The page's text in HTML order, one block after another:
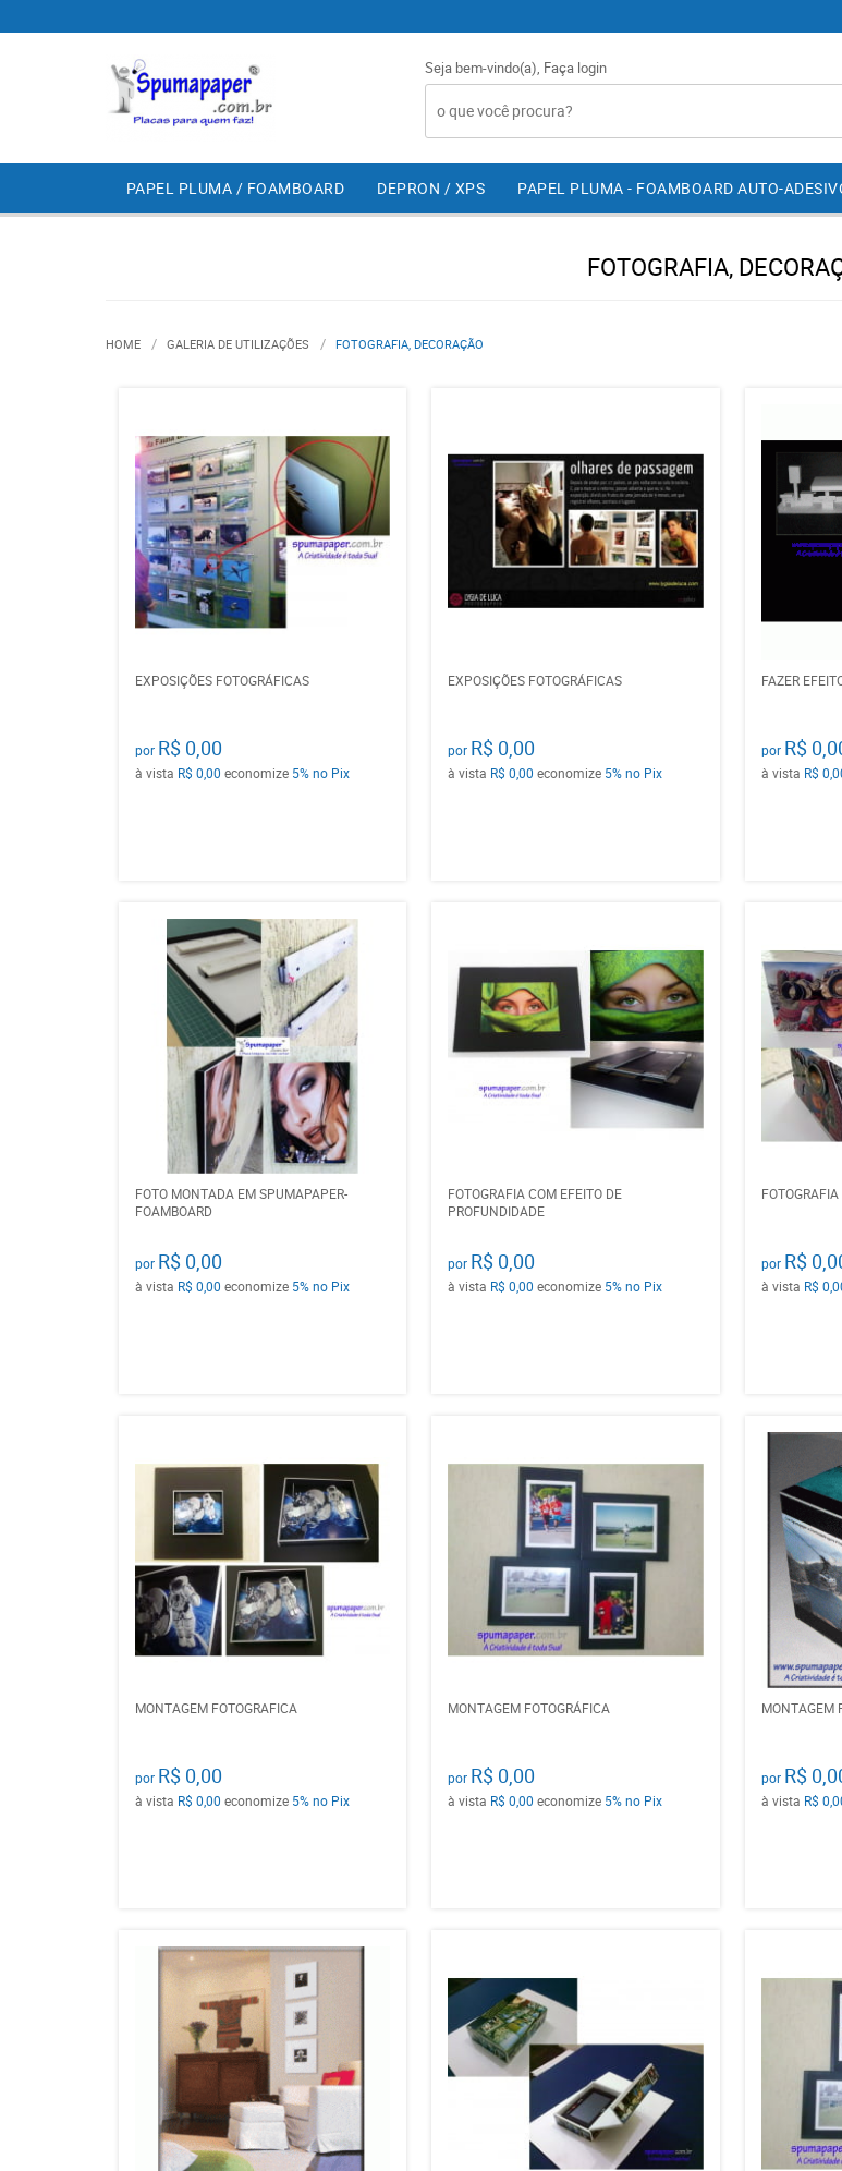
Seja bem-vindo(a), Faça login
PAPEL PLUMA / FOAMBOARD DEPRON / XPS PAPEL PLUMA - FOAMBOARD AUTO-
FOTOGRAFIA,
HOME GALERIA DE UTILIZAÇÕES FOTOGRAFIA, DECORAÇÃO
EXPOSIÇÕES FOTOGRÁFICAS
por R$ 0,00
à vista R$ 0,00 economize 5% no Pix
EXPOSIÇÕES FOTOGRÁFICAS
por R$ 0,00
à vista R$ 0,00 economize 5%no Pix
FAZER
por R$
à vista R$
FOTO MONTADA EM SPUMAPAPER-
FOAMBOARD
por R$ 0,00
à vista R$ 0,00 economize 5% no Pix
FOTOGRAFIA COM EFEITO DE
PROFUNDIDADE
por R$ 0,00
à vista R$ 0,00 economize 5%no Pix
por R$
à vista R$
MONTAGEM FOTOGRAFICA
por R$ 0,00
à vista R$ 0,00 economize 5% no Pix
MONTAGEM FOTOGRÁFICA
por R$ 0,00
à vista R$ 0,00 economize 5%no Pix
MONTAGEM
por R$
à vista R$